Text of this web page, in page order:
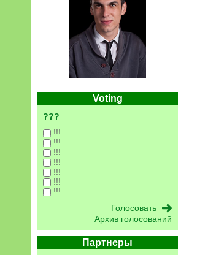
Voting
???
!!!
!!!
!!!
!!!
!!!
!!!
!!!
Архив голосований
Партнеры